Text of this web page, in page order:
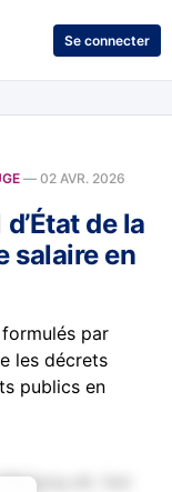
Se connecter
— 02 AVR. 2026
de la
salaire en
par
les décrets
publics en
elit. Sed